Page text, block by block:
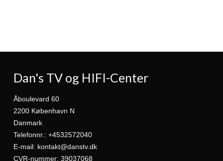
Dan's TV og HIFI-Center
Åboulevard 60
2200 København N
Danmark
Telefonnr. : +4532572040
E-mail: kontakt@danstv.dk
CVR-nummer: 39037068